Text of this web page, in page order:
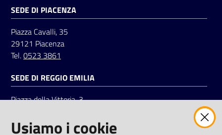
SEDE DI PIACENZA
Piazza Cavalli, 35
29121 Piacenza
Tel.0523 3861
SEDE DI REGGIO EMILIA
Piazza della Vittoria, 3
Tel.0522 7961
Usiamo i cookie